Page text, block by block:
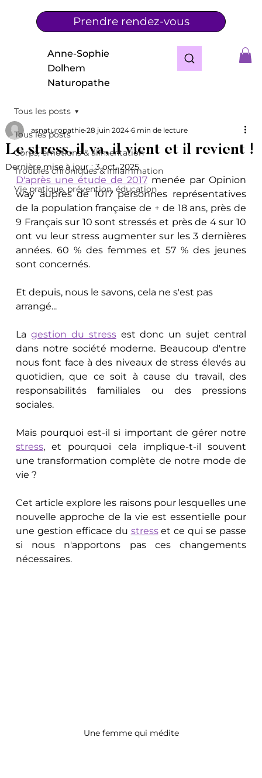
Anne-Sophie
Dolhem
Naturopathe
Prendre rendez-vous
Tous les posts
Corps, émotions & alimentation
Troubles chroniques & inflammation
Vie pratique, prévention, éducation
Tous les posts
Le stress, il va, il vient et il revient !
asnaturopathie 28 juin 2024 6 min de lecture
Dernière mise à jour :3 oct. 2025
D'après une étude de 2017 menée par Opinion
way auprès de 1017 personnes représentatives
de la population française de + de 18 ans, près de
9 Français sur 10 sont stressés et près de 4 sur 10
ont vu leur stress augmenter sur les 3 dernières
années. 60 % des femmes et 57 % des jeunes
sont concernés.
Et depuis, nous le savons, cela ne s'est pas
arrangé...
La gestion du stress est donc un sujet central
dans notre société moderne. Beaucoup d'entre
nous font face à des niveaux de stress élevés au
quotidien, que ce soit à cause du travail, des
responsabilités familiales ou des pressions
sociales.
stress, et pourquoi cela implique-t-il souvent
une transformation complète de notre mode de
vie ?
Cet article explore les raisons pour lesquelles une
nouvelle approche de la vie est essentielle pour
une gestion efficace du stress et ce qui se passe
si nous n'apportons pas ces changements
nécessaires.
Une femme qui médite